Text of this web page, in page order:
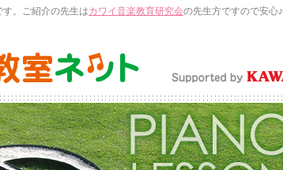
。ご紹介の先生はカワイ音楽教育研究会の先生方ですので安心♪